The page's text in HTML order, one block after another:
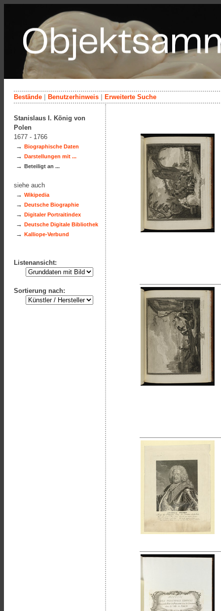
Bestände Benutzerhinweis Erweiterte Suche
Stanislaus I. König von
Polen
1677 - 1766
→ Biographische Daten
→ Darstellungen mit ...
→ Beteiligt an ...
siehe auch
→ Wikipedia
→ Deutsche Biographie
→ Digitaler Portraitindex
→ Deutsche Digitale Bibliothek
→ Kalliope-Verbund
Listenansicht:
Sortierung nach: